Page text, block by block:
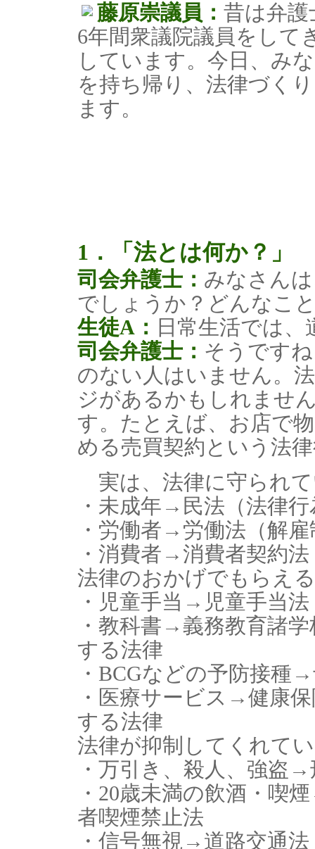
藤原崇議員： 昔は弁
6年間衆議院議員をして
しています。今日、み
を持ち帰り、法律づく
ます。
1．「法とは何か？」
司会弁護士： みなさん
でしょうか？どんなこ
生徒A： 日常生活では、
司会弁護士： そうです
のない人はいません。
ジがあるかもしれませ
す。たとえば、お店で
める売買契約という法
実は、法律に守られ
・未成年→民法（法律
・労働者→労働法（解雇
・消費者→消費者契約
法律のおかげでもらえ
・児童手当→児童手当法
・教科書→義務教育諸
する法律
・BCGなどの予防接種
・医療サービス→健康
する法律
法律が抑制してくれて
・万引き、殺人、強盗
・20歳未満の飲酒・喫
者喫煙禁止法
・信号無視→道路交通法